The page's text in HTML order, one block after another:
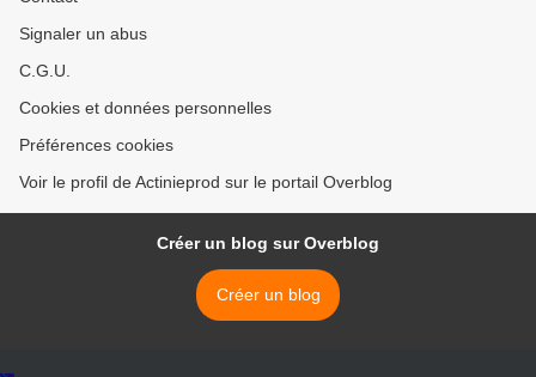
Signaler un abus
C.G.U.
Cookies et données personnelles
Préférences cookies
Voir le profil de Actinieprod sur le portail Overblog
Créer un blog sur Overblog
Créer un blog